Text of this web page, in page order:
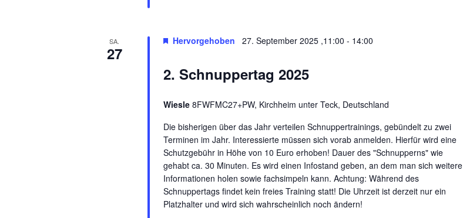
SA.
27
2. Schnuppertag 2025
Hervorgehoben 27. September 2025 ,11:00 - 14:00
Wiesle8FWFMC27+PW, Kirchheim unter Teck, Deutschland
Die bisherigen über das Jahr verteilen Schnuppertrainings, gebündelt zu zwei
Terminen im Jahr. Interessierte müssen sich vorab anmelden. Hierfür wird eine
Schutzgebühr in Höhe von 10 Euro erhoben! Dauer des "Schnupperns" wie
gehabt ca. 30 Minuten. Es wird einen Infostand geben, an dem man sich weitere
Informationen holen sowie fachsimpeln kann. Achtung: Während des
Schnuppertags findet kein freies Training statt! Die Uhrzeit ist derzeit nur ein
Platzhalter und wird sich wahrscheinlich noch ändern!